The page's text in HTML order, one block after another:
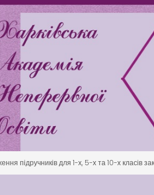
підручників для 1-х, 5-х та 10-х класів